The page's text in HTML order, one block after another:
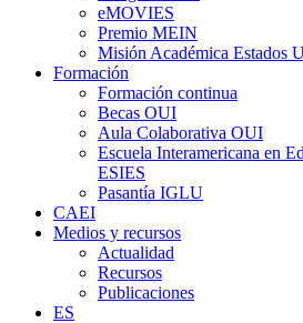
eMOVIES
Premio MEIN
Misión Académica Estados
Formación
Formación continua
Becas OUI
Aula Colaborativa OUI
Escuela Interamericana en
ESIES
Pasantía IGLU
CAEI
Medios y recursos
Actualidad
Recursos
Publicaciones
ES